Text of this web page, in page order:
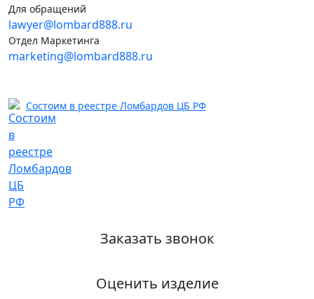
Для обращений
lawyer@lombard888.ru
Отдел Маркетинга
marketing@lombard888.ru
Состоим в реестре Ломбардов ЦБ РФ
Заказать звонок
Оценить изделие